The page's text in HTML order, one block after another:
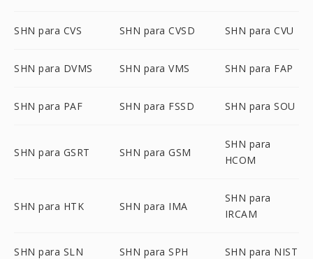
SHN para CVS SHN para CVSD SHN para CVU
SHN para DVMS SHN para VMS SHN para FAP
SHN para PAF SHN para FSSD SHN para SOU
SHN para GSRT SHN para GSM
SHN para
HCOM
SHN para HTK SHN para IMA
SHN para
IRCAM
SHN para SLN SHN para SPH SHN para NIST